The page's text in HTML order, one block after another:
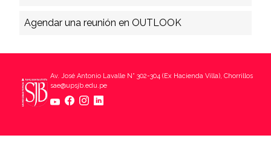
Agendar una reunión en OUTLOOK
Av. José Antonio Lavalle N° 302-304 (Ex Hacienda Villa), Chorrillos
sae@upsjb.edu.pe